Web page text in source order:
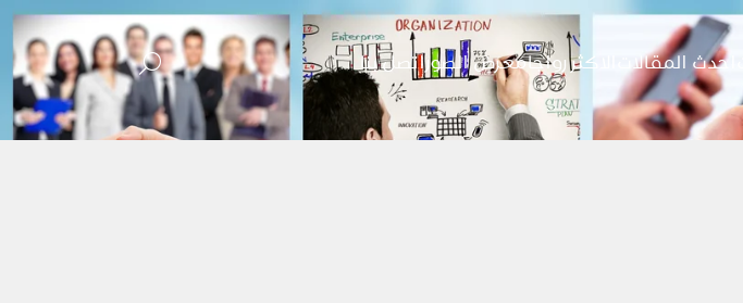
احدث المقالات الاكثر رواجامعرض الصوراتصل بنا